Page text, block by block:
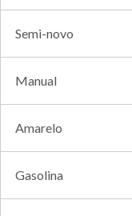
Semi-novo
Manual
Amarelo
Gasolina